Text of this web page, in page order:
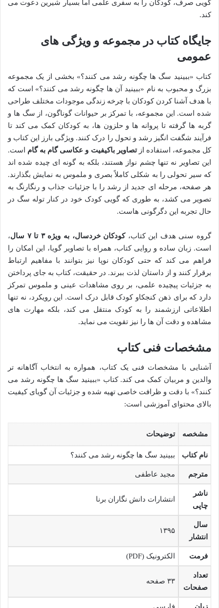
گویی صرف، کودکان را به سفری علمی اما بسیار شیرین دعوت می
کند.
جایگاه کتاب در مجموعه و ویژگی های
عمومی
کتاب «ببینید سگ ها چگونه رشد می کنند؟» بخشی از یک مجموعه
بزرگ و محبوب به نام «ببینید آن ها چگونه رشد می کنند؟» است که
با هدف آشنا کردن کودکان با چرخه زندگی موجودات مختلف طراحی
شده است. این مجموعه، با تمرکز بر حیوانات گوناگون، از سگ ها و
گربه ها گرفته تا پروانه ها و حلزون ها، به کودکان کمک می کند تا
فرآیند شگفت انگیز رشد و تحول را درک کنند. ویژگی بارز این کتاب و
کل مجموعه، استفاده ازتصاویر باکیفیت و عکاسی گام به گام است.
این تصاویر نه تنها چشم نواز هستند، بلکه به گونه ای چیده شده اند
که سیر تحولی را به شکلی کاملاً بصری و ملموس به نمایش بگذارند.
هر صفحه، مرحله ای جدید از رشد را با جزئیات جذاب و رنگارنگ به
تصویر می کشد، به طوری که گویی کودک خود در کنار توله سگ در
حال تجربه این دگرگونی هاست.
گروه سنی هدف این کتاب،کودکان خردسال، به ویژه ۳ تا ۷ سال
،
است. زبان ساده و روایی کتاب، همراه با تصاویر گویا، این امکان را
فراهم می کند که حتی کودکان نوپا نیز بتوانند با مفاهیم ارتباط
برقرار کنند و از داستان لذت ببرند. در حقیقت، کتاب به جای پرداختن
به جزئیات پیچیده علمی، بر روی مشاهدات عینی و ملموس تمرکز
دارد که برای ذهن کنجکاو کودک قابل درک است. این رویکرد، نه تنها
اطلاعاتی ارزشمند را به کودک منتقل می کند، بلکه مهارت های
مشاهده و دقت آن ها را نیز تقویت می نماید.
مشخصات فنی کتاب
آشنایی با مشخصات فنی یک کتاب، همواره به انتخاب آگاهانه تر
والدین و مربیان کمک می کند. کتاب «ببینید سگ ها چگونه رشد می
کنند؟» با دقت و ظرافت خاصی تهیه شده و جزئیات آن گویای کیفیت
بالای محتوای آموزشی است:
مشخصه توضیحات
نام کتاب ببینید سگ ها چگونه رشد می کنند؟
مترجم مجید عاطفی
ناشر
چاپی
انتشارات دانش نگاران برنا
سال
انتشار
۱۳۹۵
فرمت الکترونیک (PDF)
تعداد
صفحات
۳۳ صفحه